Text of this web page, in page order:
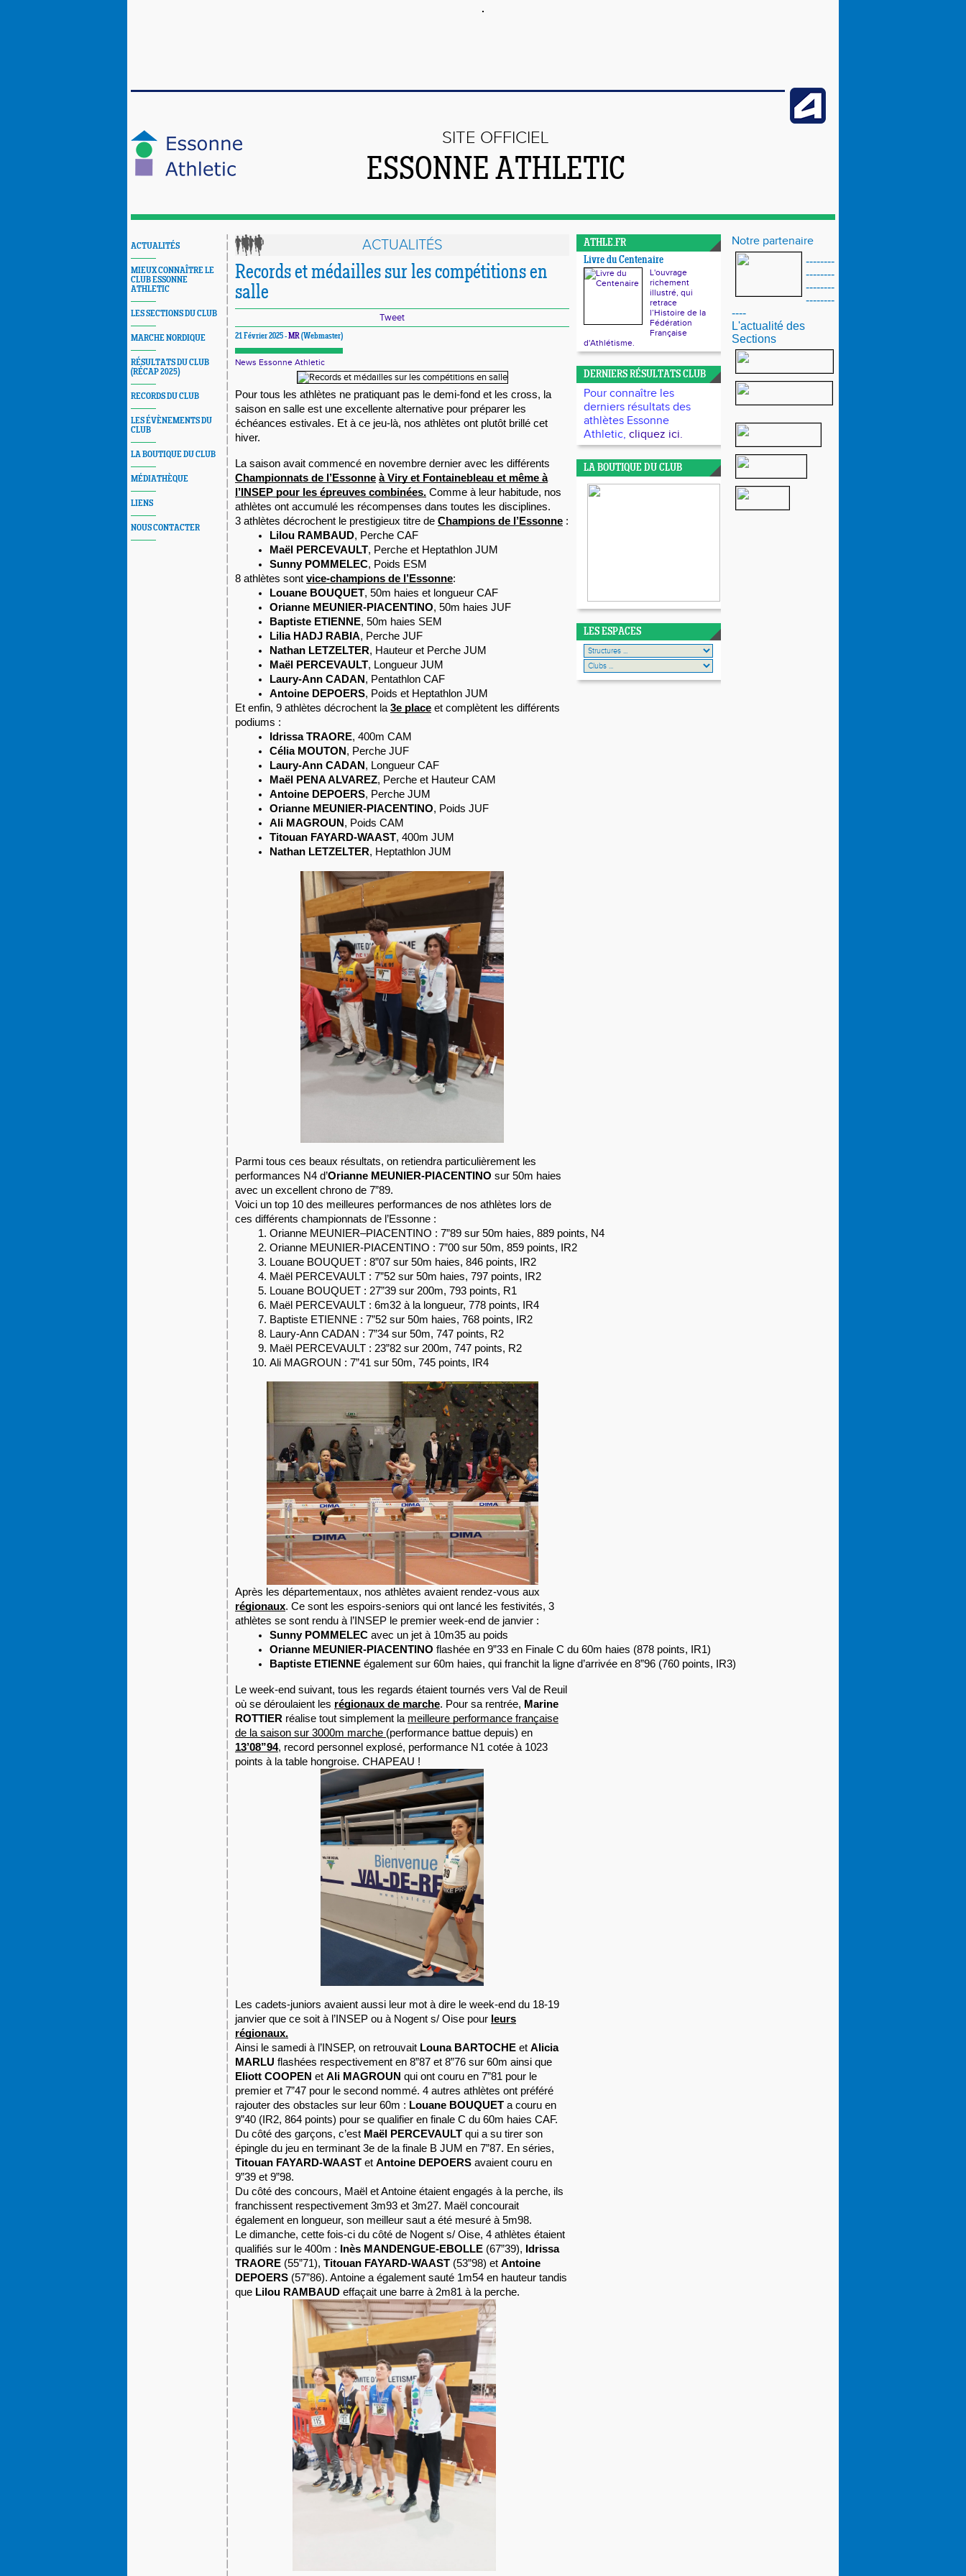
SITE OFFICIEL
ESSONNE ATHLETIC
ACTUALITÉS
MIEUX CONNAÎTRE LE
CLUB ESSONNE
ATHLETIC
LES SECTIONS DU CLUB
MARCHE NORDIQUE
RÉSULTATS DU CLUB
(RÉCAP 2025)
RECORDS DU CLUB
LES ÉVÈNEMENTS DU
CLUB
LA BOUTIQUE DU CLUB
MÉDIATHÈQUE
LIENS
NOUS CONTACTER
ACTUALITÉS
Records et médailles sur les compétitions en
salle
Tweet
21 Février 2025 -MR(Webmaster)
News Essonne Athletic
Pour tous les athlètes ne pratiquant pas le demi-fond et les cross, la
saison en salle est une excellente alternative pour préparer les
échéances estivales. Et à ce jeu-là, nos athlètes ont plutôt brillé cet
hiver.
La saison avait commencé en novembre dernier avec les différents
Championnats de l’Essonne à Viry et Fontainebleau et même à
l’INSEP pour les épreuves combinées. Comme à leur habitude, nos
athlètes ont accumulé les récompenses dans toutes les disciplines.
3 athlètes décrochent le prestigieux titre de Champions de l’Essonne :
Lilou RAMBAUD, Perche CAF
Maël PERCEVAULT, Perche et Heptathlon JUM
Sunny POMMELEC, Poids ESM
8 athlètes sont vice-champions de l’Essonne:
Louane BOUQUET, 50m haies et longueur CAF
Orianne MEUNIER-PIACENTINO, 50m haies JUF
Baptiste ETIENNE, 50m haies SEM
Lilia HADJ RABIA, Perche JUF
Nathan LETZELTER, Hauteur et Perche JUM
Maël PERCEVAULT, Longueur JUM
Laury-Ann CADAN , Pentathlon CAF
Antoine DEPOERS, Poids et Heptathlon JUM
Et enfin, 9 athlètes décrochent la 3e place et complètent les différents
podiums :
Idrissa TRAORE, 400m CAM
Célia MOUTON , Perche JUF
Laury-Ann CADAN , Longueur CAF
Maël PENA ALVAREZ, Perche et Hauteur CAM
Antoine DEPOERS, Perche JUM
Orianne MEUNIER-PIACENTINO, Poids JUF
Ali MAGROUN , Poids CAM
Titouan FAYARD-WAAST, 400m JUM
Nathan LETZELTER, Heptathlon JUM
Parmi tous ces beaux résultats, on retiendra particulièrement les
performances N4 d’Orianne MEUNIER-PIACENTINO sur 50m haies
avec un excellent chrono de 7”89.
Voici un top 10 des meilleures performances de nos athlètes lors de
ces différents championnats de l’Essonne :
Orianne MEUNIER–PIACENTINO : 7”89 sur 50m haies, 889 points, N4
Orianne MEUNIER-PIACENTINO : 7”00 sur 50m, 859 points, IR2
Louane BOUQUET : 8”07 sur 50m haies, 846 points, IR2
Maël PERCEVAULT : 7”52 sur 50m haies, 797 points, IR2
Louane BOUQUET : 27”39 sur 200m, 793 points, R1
Maël PERCEVAULT : 6m32 à la longueur, 778 points, IR4
Baptiste ETIENNE : 7”52 sur 50m haies, 768 points, IR2
Laury-Ann CADAN : 7”34 sur 50m, 747 points, R2
Maël PERCEVAULT : 23”82 sur 200m, 747 points, R2
Ali MAGROUN : 7”41 sur 50m, 745 points, IR4
Après les départementaux, nos athlètes avaient rendez-vous aux
régionaux. Ce sont les espoirs-seniors qui ont lancé les festivités, 3
athlètes se sont rendu à l’INSEP le premier week-end de janvier :
Sunny POMMELEC avec un jet à 10m35 au poids
Orianne MEUNIER-PIACENTINO flashée en 9”33 en Finale C du 60m haies (878 points, IR1)
Baptiste ETIENNE également sur 60m haies, qui franchit la ligne d’arrivée en 8”96 (760 points, IR3)
Le week-end suivant, tous les regards étaient tournés vers Val de Reuil
où se déroulaient les régionaux de marche. Pour sa rentrée, Marine
ROTTIER réalise tout simplement la meilleure performance française
de la saison sur 3000m marche (performance battue depuis) en
13’08”94, record personnel explosé, performance N1 cotée à 1023
points à la table hongroise. CHAPEAU !
Les cadets-juniors avaient aussi leur mot à dire le week-end du 18-19
janvier que ce soit à l’INSEP ou à Nogent s/ Oise pour leurs
régionaux.
Ainsi le samedi à l’INSEP, on retrouvait Louna BARTOCHE et Alicia
MARLU flashées respectivement en 8”87 et 8”76 sur 60m ainsi que
Eliott COOPEN et Ali MAGROUN qui ont couru en 7”81 pour le
premier et 7”47 pour le second nommé. 4 autres athlètes ont préféré
rajouter des obstacles sur leur 60m : Louane BOUQUET a couru en
9”40 (IR2, 864 points) pour se qualifier en finale C du 60m haies CAF.
Du côté des garçons, c’est Maël PERCEVAULT qui a su tirer son
épingle du jeu en terminant 3e de la finale B JUM en 7”87. En séries,
Titouan FAYARD-WAAST et Antoine DEPOERS avaient couru en
9”39 et 9”98.
Du côté des concours, Maël et Antoine étaient engagés à la perche, ils
franchissent respectivement 3m93 et 3m27. Maël concourait
également en longueur, son meilleur saut a été mesuré à 5m98.
Le dimanche, cette fois-ci du côté de Nogent s/ Oise, 4 athlètes étaient
qualifiés sur le 400m : Inès MANDENGUE-EBOLLE (67”39), Idrissa
TRAORE (55”71), Titouan FAYARD-WAAST (53”98) et Antoine
DEPOERS (57”86). Antoine a également sauté 1m54 en hauteur tandis
que Lilou RAMBAUD effaçait une barre à 2m81 à la perche.
ATHLE.FR
Livre du Centenaire
L'ouvrage
richement
illustré, qui
retrace
l’Histoire de la
Fédération
Française
d'Athlétisme.
DERNIERS RÉSULTATS CLUB
Pour connaître les
derniers résultats des
athlètes Essonne
Athletic, cliquez ici.
LA BOUTIQUE DU CLUB
LES ESPACES
Notre partenaire
--------
--------
--------
--------
----
L'actualité des
Sections